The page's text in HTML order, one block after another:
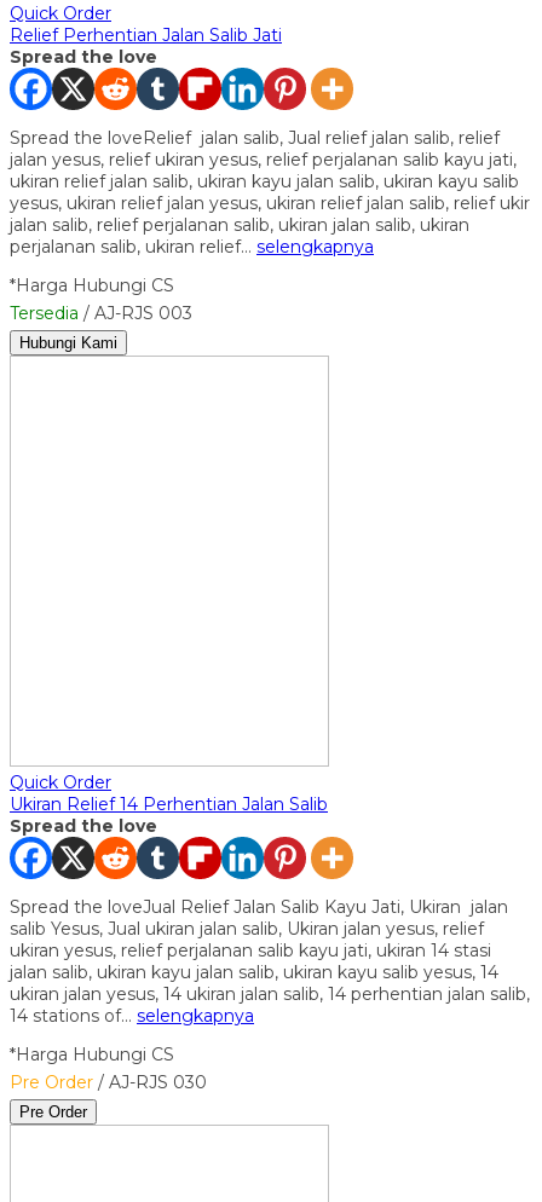
Quick Order
Relief Perhentian Jalan Salib Jati
Spread the love
Spread the loveRelief jalan salib, Jual relief jalan salib, relief
jalan yesus, relief ukiran yesus, relief perjalanan salib kayu jati,
ukiran relief jalan salib, ukiran kayu jalan salib, ukiran kayu salib
yesus, ukiran relief jalan yesus, ukiran relief jalan salib, relief ukir
jalan salib, relief perjalanan salib, ukiran jalan salib, ukiran
perjalanan salib, ukiran relief… selengkapnya
*Harga Hubungi CS
Tersedia / AJ-RJS 003
Hubungi Kami
Quick Order
Ukiran Relief 14 Perhentian Jalan Salib
Spread the love
Spread the loveJual Relief Jalan Salib Kayu Jati, Ukiran jalan
salib Yesus, Jual ukiran jalan salib, Ukiran jalan yesus, relief
ukiran yesus, relief perjalanan salib kayu jati, ukiran 14 stasi
jalan salib, ukiran kayu jalan salib, ukiran kayu salib yesus, 14
ukiran jalan yesus, 14 ukiran jalan salib, 14 perhentian jalan salib,
14 stations of… selengkapnya
*Harga Hubungi CS
Pre Order / AJ-RJS 030
Pre Order